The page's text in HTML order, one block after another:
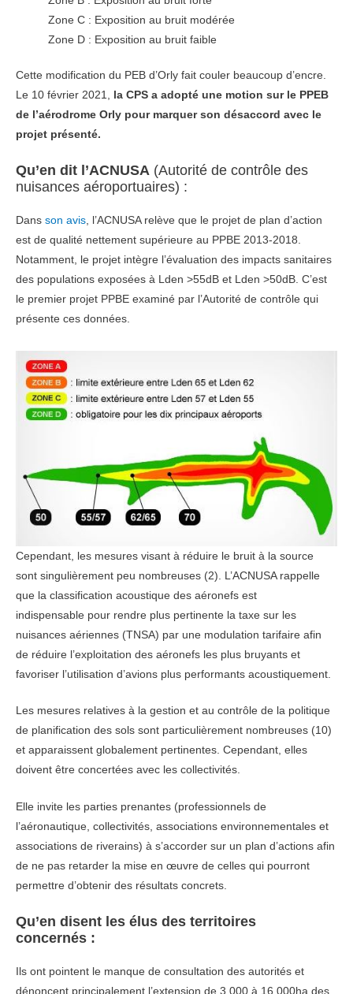
Zone C : Exposition au bruit modérée
Zone D : Exposition au bruit faible
Cette modification du PEB d’Orly fait couler beaucoup d’encre.
Le 10 février 2021, la CPS a adopté une motion sur le PPEB
de l’aérodrome Orly pour marquer son désaccord avec le
projet présenté.
Qu’en dit l’ACNUSA (Autorité de contrôle des
nuisances aéroportuaires) :
Dans son avis, l’ACNUSA relève que le projet de plan d’action
est de qualité nettement supérieure au PPBE 2013-2018.
Notamment, le projet intègre l’évaluation des impacts sanitaires
des populations exposées à Lden >55dB et Lden >50dB. C’est
le premier projet PPBE examiné par l’Autorité de contrôle qui
présente ces données.
Cependant, les mesures visant à réduire le bruit à la source
sont singulièrement peu nombreuses (2). L’ACNUSA rappelle
que la classification acoustique des aéronefs est
indispensable pour rendre plus pertinente la taxe sur les
nuisances aériennes (TNSA) par une modulation tarifaire afin
de réduire l’exploitation des aéronefs les plus bruyants et
favoriser l’utilisation d’avions plus performants acoustiquement.
Les mesures relatives à la gestion et au contrôle de la politique
de planification des sols sont particulièrement nombreuses (10)
et apparaissent globalement pertinentes. Cependant, elles
doivent être concertées avec les collectivités.
Elle invite les parties prenantes (professionnels de
l’aéronautique, collectivités, associations environnementales et
associations de riverains) à s’accorder sur un plan d’actions afin
de ne pas retarder la mise en œuvre de celles qui pourront
permettre d’obtenir des résultats concrets.
Qu’en disent les élus des territoires
concernés :
Ils ont pointent le manque de consultation des autorités et
dénoncent principalement l’extension de 3 000 à 16 000ha des